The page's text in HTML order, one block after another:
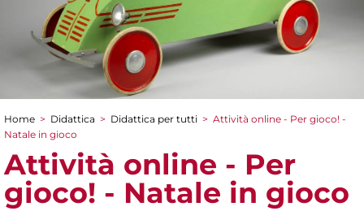
Tu sei qui
Home > Didattica > Didattica per tutti > Attività online - Per gioco! -
Natale in gioco
Attività online - Per
gioco! - Natale in gioco